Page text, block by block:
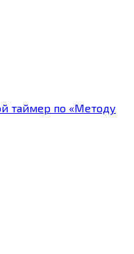
таймер по «Методу